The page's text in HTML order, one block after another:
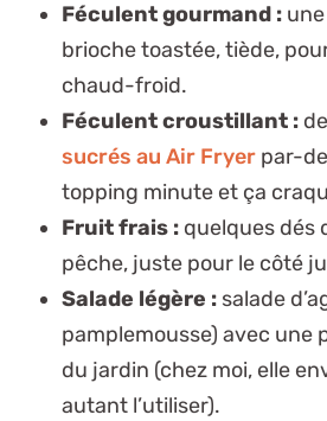
Féculent gourmand :
brioche toastée, tiède,
chaud-froid.
Féculent croustillant :
sucrés au Air Fryer par-
topping minute et ça
Fruit frais : quelques dés
pêche, juste pour le côté
Salade légère : salade
pamplemousse) avec une
du jardin (chez moi, elle
autant l’utiliser).